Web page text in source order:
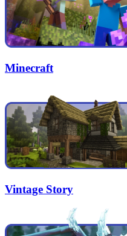
Minecraft
Vintage Story